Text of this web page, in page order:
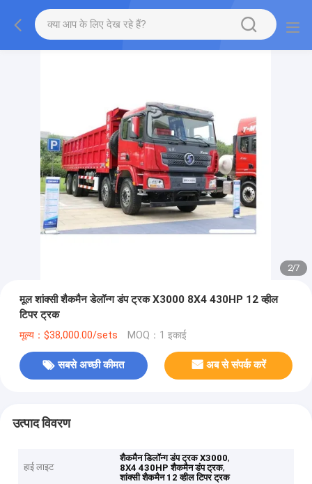
2/7
मूल शांक्सी शैकमैन डेलॉन्ग डंप ट्रक X3000 8X4 430HP 12 व्हील
टिपर ट्रक
मूल्य：$38,000.00/sets MOQ：1 इकाई
सबसे अच्छी कीमत अब से संपर्क करें
उत्पाद विवरण
हाई लाइट
शैकमैन डिलॉन्ग डंप ट्रक X3000,
8X4 430HP शैकमैन डंप ट्रक,
शांक्सी शैकमैन 12 व्हील टिपर ट्रक